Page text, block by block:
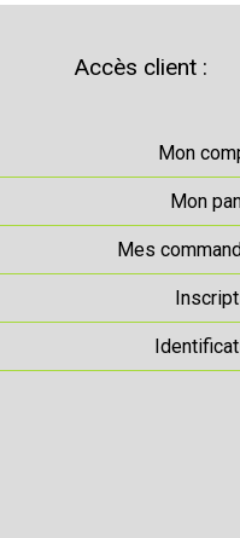
Accès client :
Mon
Mon
Mes